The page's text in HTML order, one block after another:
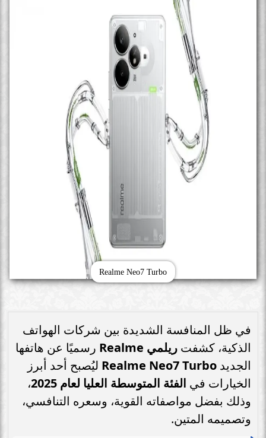
Realme Neo7 Turbo
في ظل المنافسة الشديدة بين شركات الهواتف
الذكية، كشفت ريلمي Realme
رسميًا عن هاتفها
الجديد Realme Neo7 Turbo ليُصبح أحد أبرز
الخيارات في الفئة المتوسطة العليا لعام 2025
،
وذلك بفضل مواصفاته القوية، وسعره التنافسي،
وتصميمه المتين.